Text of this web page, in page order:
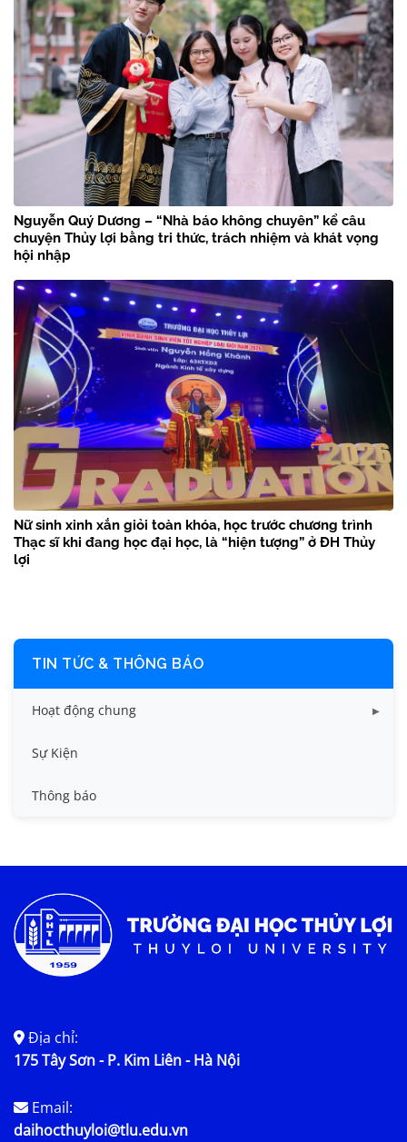
Nguyễn Quý Dương – “Nhà báo không chuyên” kể câu
chuyện Thủy lợi bằng tri thức, trách nhiệm và khát vọng
hội nhập
Nữ sinh xinh xắn giỏi toàn khóa, học trước chương trình
Thạc sĩ khi đang học đại học, là “hiện tượng” ở ĐH Thủy
lợi
TIN TỨC & THÔNG BÁO
Hoạt động chung
Tin công tác sinh viên
Tin đào tạo
Tin tức chung
Sự Kiện
Thông báo
Địa chỉ:
175 Tây Sơn - P. Kim Liên - Hà Nội
Email:
daihocthuyloi@tlu.edu.vn